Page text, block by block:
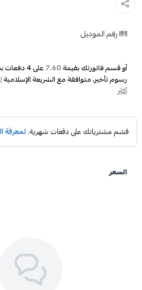
رقم الموديل
أو قسم فاتورتك بقيمة7.60 على4دفعات
رسوم تأخير، متوافقة مع الشريعة الإسلامية
أكثر
السعر